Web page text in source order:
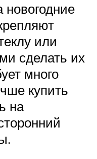
или
сделать их
много
купить
на